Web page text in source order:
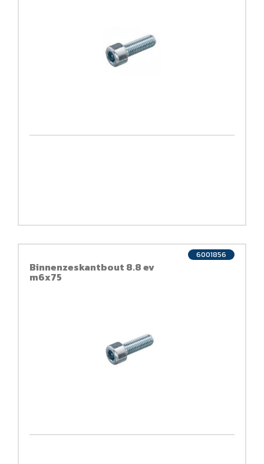
Binnenzeskantbout 8.8 ev
m6x75
6001856